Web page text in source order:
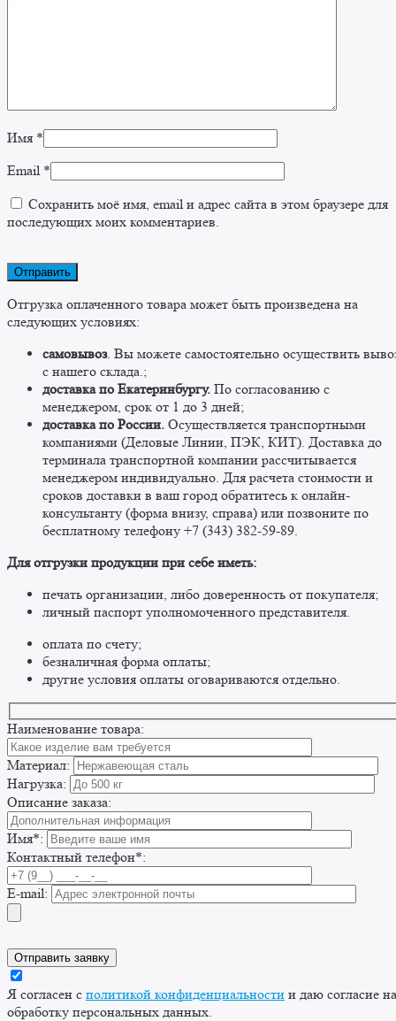
Имя *
Email *
Сохранить моё имя, email и адрес сайта в этом браузере для
последующих моих комментариев.
Отгрузка оплаченного товара может быть произведена на
следующих условиях:
самовывоз. Вы можете самостоятельно осуществить
c нашего склада.;
доставка по Екатеринбургу. По согласованию с
менеджером, срок от 1 до 3 дней;
доставка по России. Осуществляется транспортными
компаниями (Деловые Линии, ПЭК, КИТ). Доставка до
терминала транспортной компании рассчитывается
менеджером индивидуально. Для расчета стоимости и
сроков доставки в ваш город обратитесь к онлайн-
консультанту (форма внизу, справа) или позвоните по
бесплатному телефону +7 (343) 382-59-89. ​
​Для отгрузки продукции при себе иметь:
печать организации, либо доверенность от покупателя;
личный паспорт уполномоченного представителя.
оплата по счету;
безналичная форма оплаты;
другие условия оплаты оговариваются отдельно. ​
Наименование товара:
Материал:
Нагрузка:
Описание заказа:
Имя*:
Контактный телефон*:
E-mail:
Я согласен с политикой конфиденциальности и даю согласие на
обработку персональных данных.